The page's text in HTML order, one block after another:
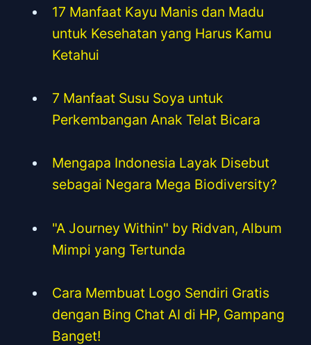
17 Manfaat Kayu Manis dan Madu
untuk Kesehatan yang Harus Kamu
Ketahui
7 Manfaat Susu Soya untuk
Perkembangan Anak Telat Bicara
Mengapa Indonesia Layak Disebut
sebagai Negara Mega Biodiversity?
"A Journey Within" by Ridvan, Album
Mimpi yang Tertunda
Cara Membuat Logo Sendiri Gratis
dengan Bing Chat AI di HP, Gampang
Banget!